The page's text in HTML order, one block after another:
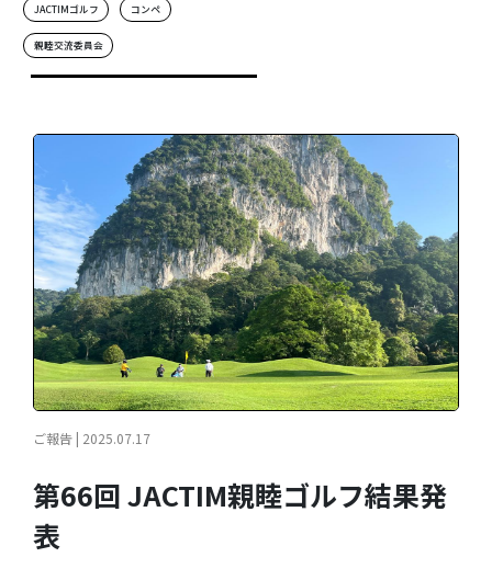
JACTIMゴルフ コンペ
親睦交流委員会
ご報告 | 2025.07.17
第66回 JACTIM親睦ゴルフ結果発
表